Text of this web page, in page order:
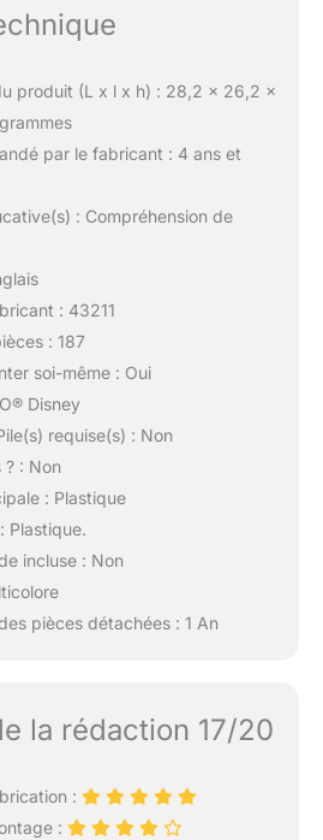
produit (L x l x h) : 28,2 x 26,2 x
par le fabricant : 4 ans et
: Compréhension de
: 43211
: 187
soi-même : Oui
Disney
requise(s) : Non
? : Non
: Plastique
Plastique.
incluse : Non
pièces détachées : 1 An
la rédaction 17/20
:
: